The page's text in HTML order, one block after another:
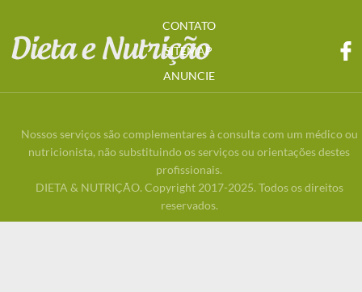
CONTATO
SITEMAP
ANUNCIE
Nossos serviços são complementares à consulta com um médico ou
nutricionista, não substituindo os serviços ou orientações destes
profissionais.
DIETA & NUTRIÇÃO. Copyright 2017-2025. Todos os direitos
reservados.